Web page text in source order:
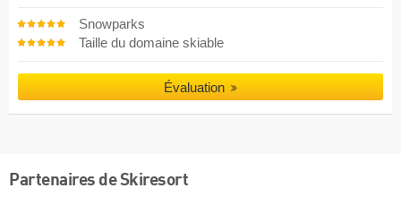
Snowparks
Taille du domaine skiable
Évaluation
Partenaires de Skiresort